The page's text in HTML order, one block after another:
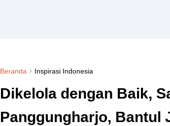
Beranda Inspirasi Indonesia
Dikelola dengan Baik,
Panggungharjo, Bantul